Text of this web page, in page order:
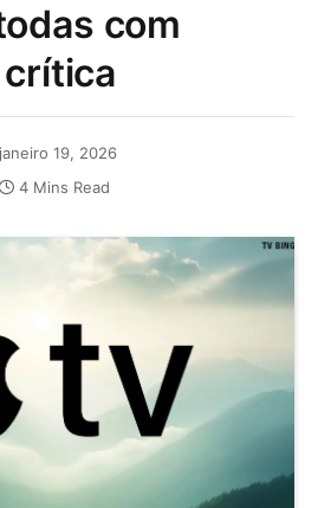
com
janeiro 19, 2026
4 Mins Read